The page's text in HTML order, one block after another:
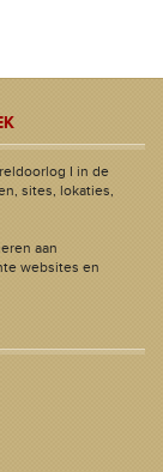
I in de
sites, lokaties,
aan
websites en